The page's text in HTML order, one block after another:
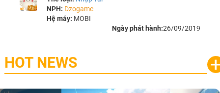
NPH: Dzogame
Hệ máy: MOBI
Ngày phát hành:26/09/2019
HOT NEWS